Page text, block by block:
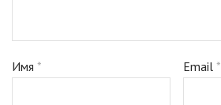
Имя * Email*